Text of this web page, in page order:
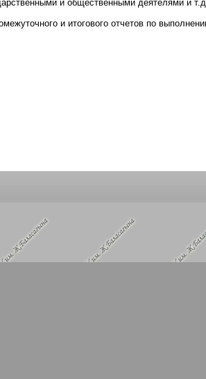
и общественными деятелями и
и итогового отчетов по